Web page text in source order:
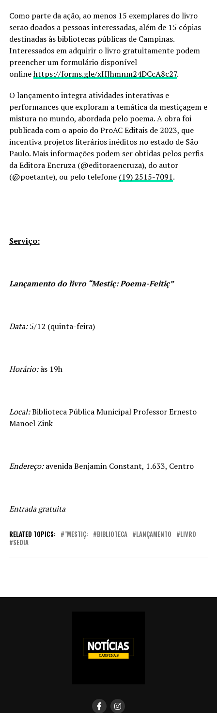
Como parte da ação, ao menos 15 exemplares do livro
serão doados a pessoas interessadas, além de 15 cópias
destinadas às bibliotecas públicas de Campinas.
Interessados em adquirir o livro gratuitamente podem
preencher um formulário disponível
onlinehttps://forms.gle/xHJhmnm24DCcA8c27.
O lançamento integra atividades interativas e
performances que exploram a temática da mestiçagem e
mistura no mundo, abordada pelo poema. A obra foi
publicada com o apoio do ProAC Editais de 2023, que
incentiva projetos literários inéditos no estado de São
Paulo. Mais informações podem ser obtidas pelos perfis
da Editora Encruza (@editoraencruza), do autor
(@poetante), ou pelo telefone (19) 2515-7091.
Serviço:
Lançamento do livro “Mestiç: Poema-Feitiç”
Data:5/12 (quinta-feira)
Horário:às 19h
Local:Biblioteca Pública Municipal Professor Ernesto
Manoel Zink
Endereço:avenida Benjamin Constant, 1.633, Centro
Entrada gratuita
RELATED TOPICS: "MESTIÇ: BIBLIOTECA LANÇAMENTO
LIVRO
SEDIA